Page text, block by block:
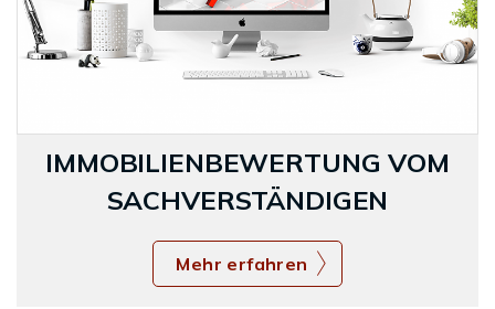
IMMOBILIENBEWERTUNG VOM
SACHVERSTÄNDIGEN
Mehr erfahren